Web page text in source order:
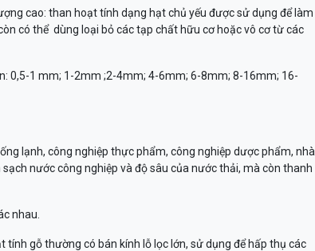
cao: than hoạt tính dạng hạt chủ yếu được sử dụng để làm
có thể dùng loại bỏ các tạp chất hữu cơ hoặc vô cơ từ các
0,5-1 mm; 1-2mm ;2-4mm; 4-6mm; 6-8mm; 8-16mm; 16-
lạnh, công nghiệp thực phẩm, công nghiệp dược phẩm, nhà
nước công nghiệp và độ sâu của nước thải, mà còn thanh
nhau.
gỗ thường có bán kính lỗ lọc lớn, sử dụng để hấp thụ các